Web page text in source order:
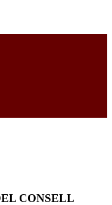
CONSELL